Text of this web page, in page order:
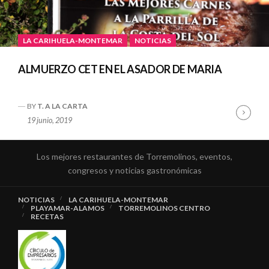
LA CARIHUELA-MONTEMAR NOTICIAS
ALMUERZO CET EN EL ASADOR DE MARIA
BY T. A LA CARTA
19 junio, 2019
Los mejores restaurantes de Torremolinos, eventos,
congresos y noticias gastronómicas
NOTICIAS
LA CARIHUELA-MONTEMAR
PLAYAMAR-ALAMOS
TORREMOLINOS CENTRO
RECETAS